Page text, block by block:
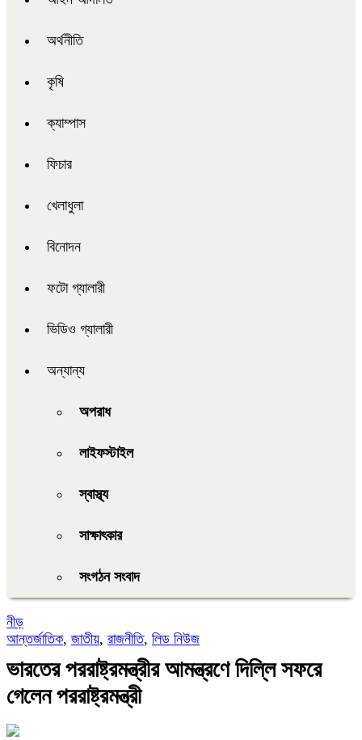
অর্থনীতি
কৃষি
ক্যাম্পাস
ফিচার
খেলাধুলা
বিনোদন
ফটো গ্যালারী
ভিডিও গ্যালারী
অন্যান্য
অপরাধ
লাইফস্টাইল
স্বাস্থ্য
সাক্ষাৎকার
সংগঠন সংবাদ
নীড়
আন্তর্জাতিক, জাতীয়, রাজনীতি, লিড নিউজ
ভারতের পররাষ্ট্রমন্ত্রীর আমন্ত্রণে দিল্লি সফরে
গেলেন পররাষ্ট্রমন্ত্রী